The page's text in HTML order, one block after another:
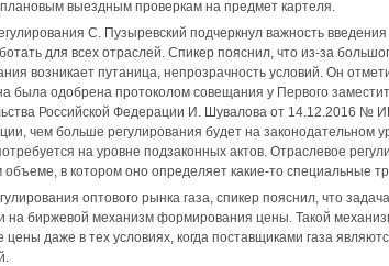
выездным проверкам на предмет картеля.
С. Пузыревский подчеркнул важность
для всех отраслей. Спикер пояснил, что из-за
возникает путаница, непрозрачность условий. Он
была одобрена протоколом совещания у Первого
Российской Федерации И. Шувалова от 14.12.2016 №
чем больше регулирования будет на законодательном
на уровне подзаконных актов. Отраслевое
объеме, в котором оно определяет какие-то специальные
оптового рынка газа, спикер пояснил, что
на биржевой механизм формирования цены. Такой
даже в тех условиях, когда поставщиками газа